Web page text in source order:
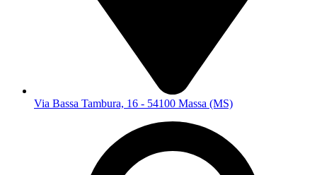
Via Bassa Tambura, 16 - 54100 Massa (MS)